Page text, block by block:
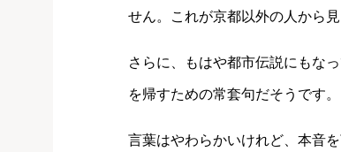
せん。これが京都以外の人から
さらに、もはや都市伝説にもな
を帰すための常套句だそうです。
言葉はやわらかいけれど、本音